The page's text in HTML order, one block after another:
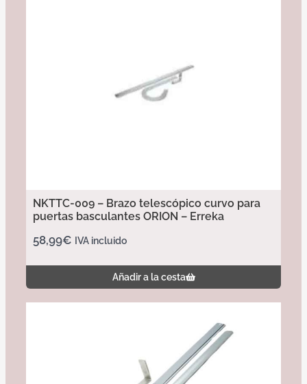
NKTTC-009 – Brazo telescópico curvo para
puertas basculantes ORION – Erreka
58,99€ IVA incluido
Añadir a la cesta